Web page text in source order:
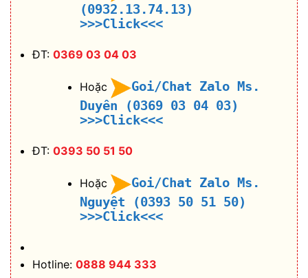
(0932.13.74.13)
>>>Click<<<
ĐT: 0369 03 04 03
Hoặc
Goi/Chat Zalo Ms.
Duyên (0369 03 04 03)
>>>Click<<<
ĐT: 0393 50 51 50
Hoặc
Goi/Chat Zalo Ms.
Nguyệt (0393 50 51 50)
>>>Click<<<
Hotline: 0888 944 333